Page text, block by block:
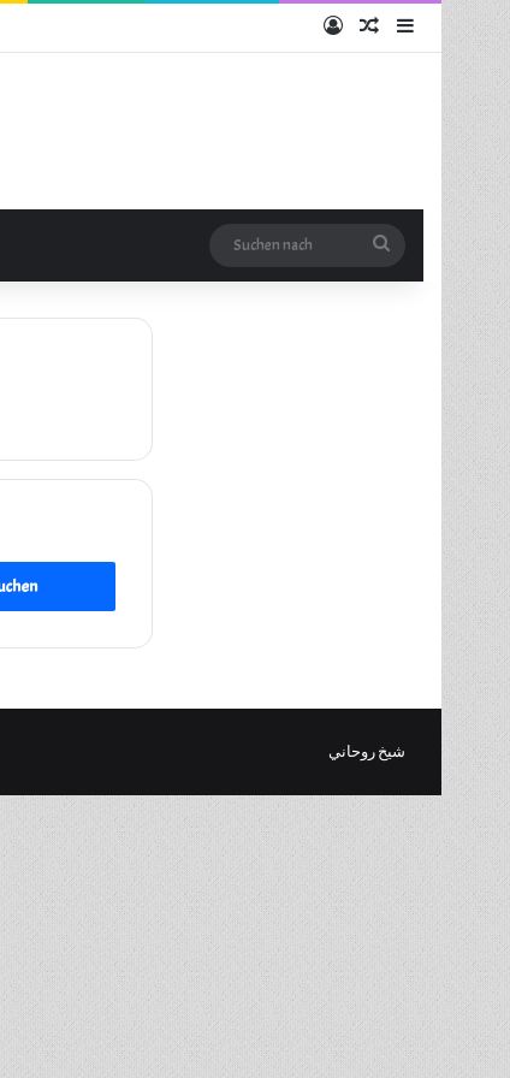
AnmeldenZufälliger Artikel
Sidebar
Suchen
nach
شيخ روحاني